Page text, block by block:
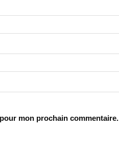
mon prochain commentaire.